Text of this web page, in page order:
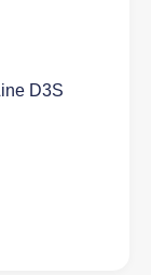
D3S